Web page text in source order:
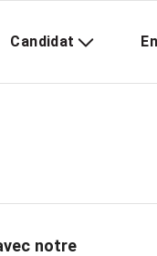
Candidat
notre